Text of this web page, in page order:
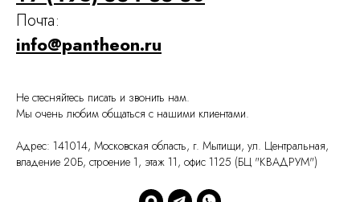
Почта:
info@pantheon.ru
Не стесняйтесь писать и звонить нам.
Мы очень любим общаться с нашими клиентами.
Адрес: 141014, Московская область, г. Мытищи, ул. Центральная,
владение 20Б, строение 1, этаж 11, офис 1125 (БЦ "КВАДРУМ")